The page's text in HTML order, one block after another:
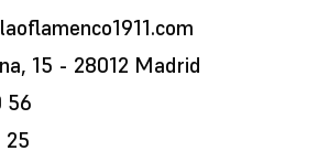
15 - 28012 Madrid
56
25